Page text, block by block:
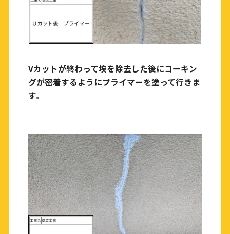
Vカットが終わって埃を除去した後にコーキン
グが密着するようにプライマーを塗って行きま
す。